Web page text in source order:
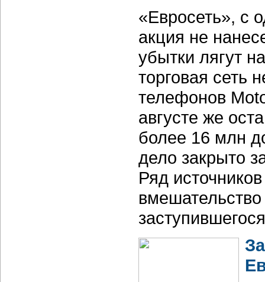
«Евросеть», с
акция не
убытки лягут
торговая сеть
телефонов
августе же
более 16 млн
дело закрыто
Ряд